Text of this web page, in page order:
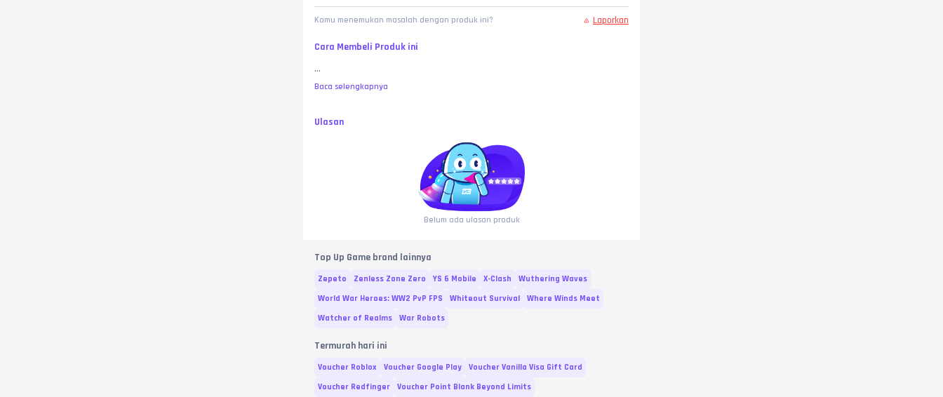
Kamu menemukan masalah dengan produk ini? Laporkan
Cara Membeli Produk ini
...
Baca selengkapnya
Ulasan
Belum ada ulasan produk
Top Up Game brand lainnya
Zepeto Zenless Zone Zero YS 6 Mobile X-Clash
Wuthering Waves
World War Heroes: WW2 PvP FPS
Whiteout Survival
Where Winds Meet
Watcher of Realms
War Robots
Termurah hari ini
Voucher Roblox Voucher Google Play
Voucher Vanilla Visa Gift Card
Voucher Redfinger
Voucher Point Blank Beyond Limits